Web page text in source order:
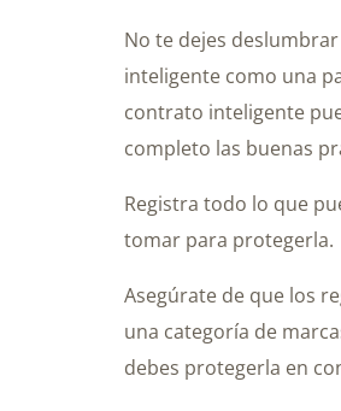
No te dejes
inteligente como una
contrato inteligente
completo las buenas
Registra todo lo que
tomar para protegerla.
Asegúrate de que los
una categoría de
debes protegerla en